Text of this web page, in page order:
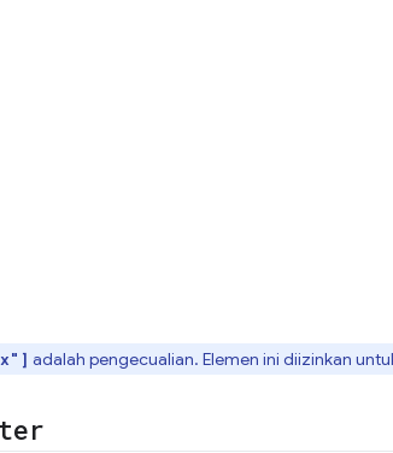
adalah pengecualian. Elemen ini diizinkan